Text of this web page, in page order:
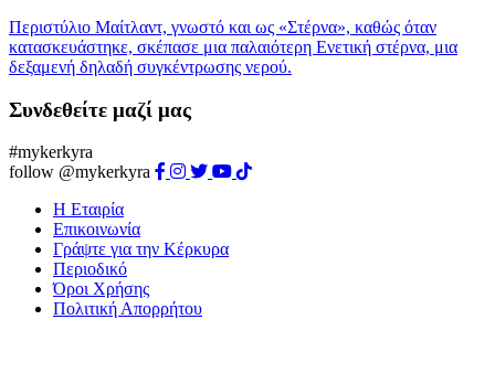
Περιστύλιο Μαίτλαντ, γνωστό και ως «Στέρνα», καθώς όταν
κατασκευάστηκε, σκέπασε μια παλαιότερη Ενετική στέρνα, μια
δεξαμενή δηλαδή συγκέντρωσης νερού.
Συνδεθείτε μαζί μας
#mykerkyra
follow @mykerkyra
Η Εταιρία
Επικοινωνία
Γράψτε για την Κέρκυρα
Περιοδικό
Όροι Χρήσης
Πολιτική Απορρήτου